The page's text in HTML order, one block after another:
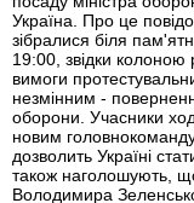
Україна. Про це
зібралися біля
19:00, звідки колоною
вимоги
незмінним -
оборони. Учасники
новим
дозволить Україні
також наголошують, що
Володимира